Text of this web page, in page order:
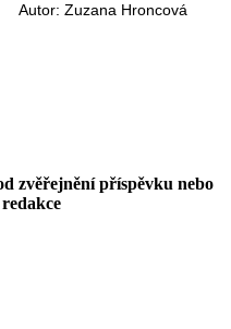
Autor: Zuzana Hroncová
zvěřejnění příspěvku nebo